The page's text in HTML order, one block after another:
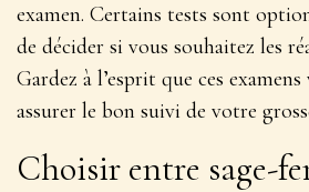
examen. Certains tests sont
de décider si vous souhaitez les
Gardez à l’esprit que ces
assurer le bon suivi de votre
Choisir entre sage-